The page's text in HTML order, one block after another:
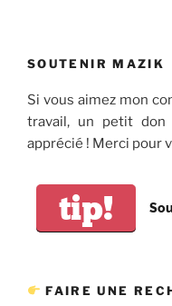
SOUTENIR MAZIK
Si vous aimez mon
travail, un petit don
apprécié ! Merci pour
tip!
FAIRE UNE